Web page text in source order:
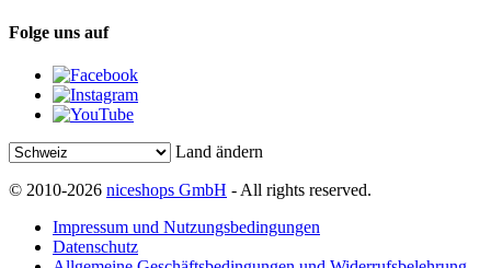
Folge uns auf
Land ändern
© 2010-2026 niceshops GmbH - All rights reserved.
Impressum und Nutzungsbedingungen
Datenschutz